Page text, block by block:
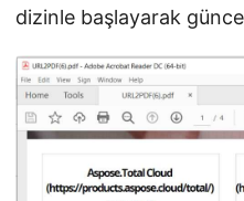
dizinle başlayarak